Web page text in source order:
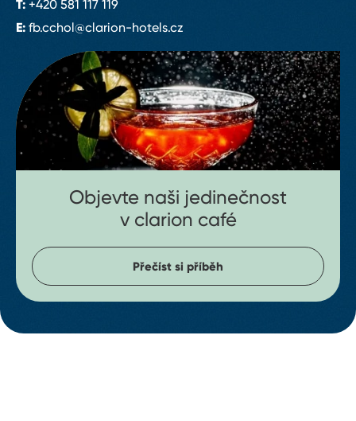
T: +420 581 117 119
E: fb.cchol@clarion⁠-⁠hotels.cz
Objevte naši jedinečnost
v clarion café
Přečíst si příběh